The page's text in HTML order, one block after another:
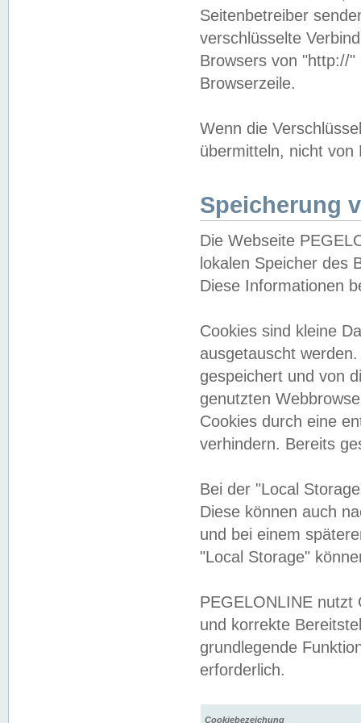
Seitenbetreiber
verschlüsselte
Browsers von "http://
Browserzeile.
Wenn die
übermitteln, nicht von
Speicherung
Die Webseite
lokalen Speicher des
Diese Informationen
Cookies sind kleine
ausgetauscht
gespeichert und von
genutzten
Cookies durch eine
verhindern. Bereits
Bei der "Local
Diese können auch
und bei einem
"Local Storage"
PEGELONLINE nutzt
und korrekte
grundlegende
erforderlich.
Cookiebezeichung